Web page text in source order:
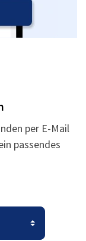
per E-Mail
passendes